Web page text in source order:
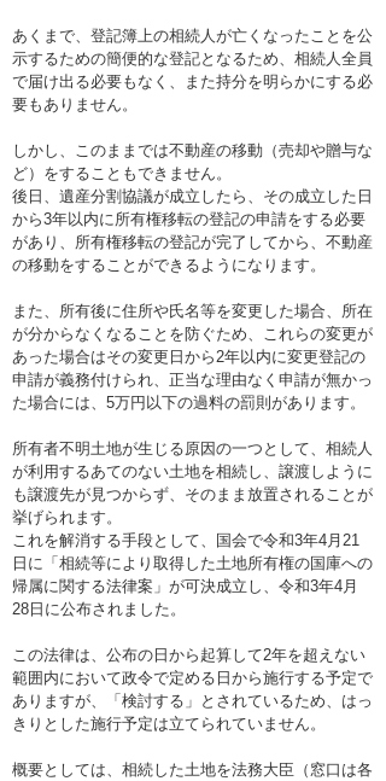
あくまで、登記簿上の相続人が亡くなったことを公
示するための簡便的な登記となるため、相続人全員
で届け出る必要もなく、また持分を明らかにする必
要もありません。
しかし、このままでは不動産の移動（売却や贈与な
ど）をすることもできません。
後日、遺産分割協議が成立したら、その成立した日
から3年以内に所有権移転の登記の申請をする必要
があり、所有権移転の登記が完了してから、不動産
の移動をすることができるようになります。
また、所有後に住所や氏名等を変更した場合、所在
が分からなくなることを防ぐため、これらの変更が
あった場合はその変更日から2年以内に変更登記の
申請が義務付けられ、正当な理由なく申請が無かっ
た場合には、5万円以下の過料の罰則があります。
所有者不明土地が生じる原因の一つとして、相続人
が利用するあてのない土地を相続し、譲渡しように
も譲渡先が見つからず、そのまま放置されることが
挙げられます。
これを解消する手段として、国会で令和3年4月21
日に「相続等により取得した土地所有権の国庫への
帰属に関する法律案」が可決成立し、令和3年4月
28日に公布されました。
この法律は、公布の日から起算して2年を超えない
範囲内において政令で定める日から施行する予定で
ありますが、「検討する」とされているため、はっ
きりとした施行予定は立てられていません。
概要としては、相続した土地を法務大臣（窓口は各